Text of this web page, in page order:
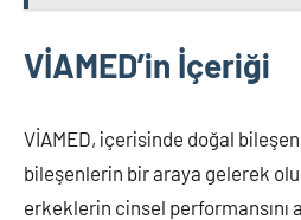
VİAMED’in İçeriği
VİAMED, içerisinde doğal
bileşenlerin bir araya gelerek
erkeklerin cinsel performansını